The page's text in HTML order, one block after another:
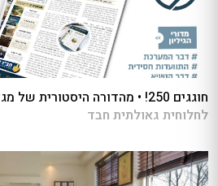
חוגגים 250! • מהדורה היסטורית של מגזין 'לחלוחית חסידית'
לחלוחית גאולתית חבד